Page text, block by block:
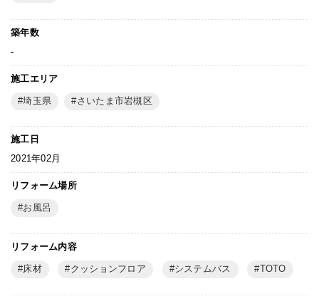
築年数
-
施工エリア
埼玉県 さいたま市岩槻区
施工日
2021年02月
リフォーム場所
お風呂
リフォーム内容
床材 クッションフロア システムバス TOTO